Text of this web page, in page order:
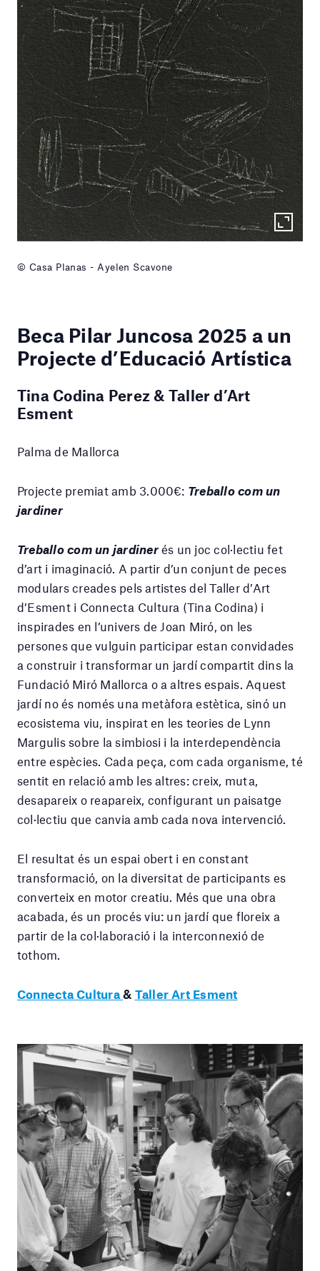
© Casa Planas - Ayelen Scavone
Beca Pilar Juncosa 2025 a un
Projecte d’Educació Artística
Tina Codina Perez & Taller d’Art
Esment
Palma de Mallorca
Projecte premiat amb 3.000€: Treballo com un
jardiner
Treballo com un jardinerés un joc col·lectiu fet
d’art i imaginació. A partir d’un conjunt de peces
modulars creades pels artistes del Taller d’Art
d’Esment i Connecta Cultura (Tina Codina) i
inspirades en l’univers de Joan Miró, on les
persones que vulguin participar estan convidades
a construir i transformar un jardí compartit dins la
Fundació Miró Mallorca o a altres espais. Aquest
jardí no és només una metàfora estètica, sinó un
ecosistema viu, inspirat en les teories de Lynn
Margulis sobre la simbiosi i la interdependència
entre espècies. Cada peça, com cada organisme, té
sentit en relació amb les altres: creix, muta,
desapareix o reapareix, configurant un paisatge
col·lectiu que canvia amb cada nova intervenció.
El resultat és un espai obert i en constant
transformació, on la diversitat de participants es
converteix en motor creatiu. Més que una obra
acabada, és un procés viu: un jardí que floreix a
partir de la col·laboració i la interconnexió de
tothom.
Connecta Cultura& Taller Art Esment